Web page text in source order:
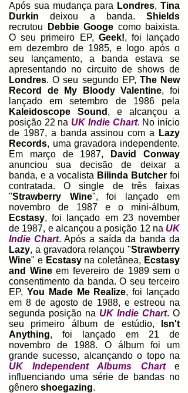
Após sua mudança para Londres,Tina
Durkin deixou a banda. Shields
recrutou
Debbie Googe como baixista.
O seu primeiro EP, Geek!, foi lançado
em dezembro de 1985, e logo após o
seu lançamento, a banda estava se
apresentando no circuito de shows de
Londres. O seu segundo EP, The New
Record de My Bloody Valentine, foi
lançado em setembro de 1986 pela
Kaleidoscope Sound , e alcançou a
posição 22 na UK Indie Chart. No início
de 1987, a banda assinou com a
Lazy
Records, uma gravadora independente.
Em março de 1987,
David Conway
anunciou sua decisão de deixar a
banda, e a vocalista Bilinda Butcher foi
contratada. O single de três faixas
"Strawberry Wine", foi lançado em
novembro de 1987 e o mini-álbum,
Ecstasy, foi lançado em 23 november
de 1987, e alcançou a posição 12 na UK
Indie Chart. Após a saída da banda da
Lazy, a gravadora relançou "Strawberry
Wine" e Ecstasyna coletânea, Ecstasy
and Wineem fevereiro de 1989 sem o
consentimento da banda. O seu terceiro
EP, You Made Me Realize, foi lançado
em 8 de agosto de 1988, e estreou na
segunda posição na UK Indie Chart. O
seu primeiro álbum de estúdio,
Isn't
Anything, foi lançado em 21 de
novembro de 1988. O álbum foi um
grande sucesso, alcançando o topo na
UK Independent Albums Chart
e
influenciando uma série de bandas no
gênero shoegazing.